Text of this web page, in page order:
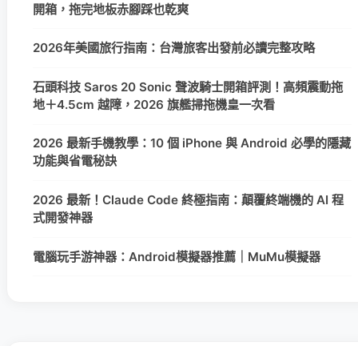
開箱，拖完地板赤腳踩也乾爽
2026年美國旅行指南：台灣旅客出發前必讀完整攻略
石頭科技 Saros 20 Sonic 聲波騎士開箱評測！高頻震動拖
地＋4.5cm 越障，2026 旗艦掃拖機皇一次看
2026 最新手機教學：10 個 iPhone 與 Android 必學的隱藏
功能與省電秘訣
2026 最新！Claude Code 終極指南：顛覆終端機的 AI 程
式開發神器
電腦玩手游神器：Android模擬器推薦｜MuMu模擬器